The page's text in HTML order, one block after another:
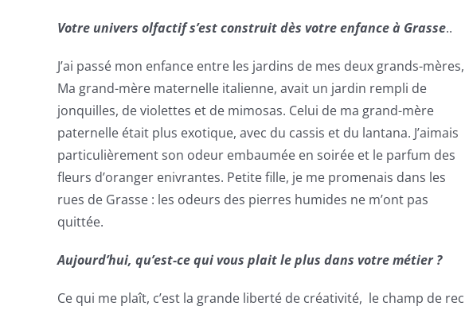
Votre univers olfactif s’est construit dès votre enfance à Grasse..
J’ai passé mon enfance entre les jardins de mes deux grands-mères,
Ma grand-mère maternelle italienne, avait un jardin rempli de
jonquilles, de violettes et de mimosas. Celui de ma grand-mère
paternelle était plus exotique, avec du cassis et du lantana. J’aimais
particulièrement son odeur embaumée en soirée et le parfum des
fleurs d’oranger enivrantes. Petite fille, je me promenais dans les
rues de Grasse : les odeurs des pierres humides ne m’ont pas
quittée.
Aujourd’hui, qu’est-ce qui vous plait le plus dans votre métier ?
Ce qui me plaît, c’est la grande liberté de créativité, le champ de